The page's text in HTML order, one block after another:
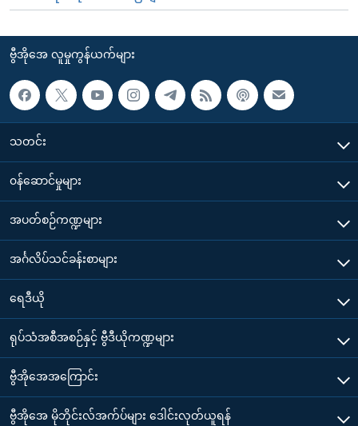
ဗွီအိုအေ လူမှုကွန်ယက်များ
သတင်း
၀န်ဆောင်မှုများ
အပတ်စဉ်ကဏ္ဍများ
အင်္ဂလိပ်သင်ခန်းစာများ
ရေဒီယို
ရုပ်သံအစီအစဉ်နှင့် ဗွီဒီယိုကဏ္ဍများ
ဗွီအိုအေအကြောင်း
ဗွီအိုအေ မိုဘိုင်းလ်အက်ပ်များ ဒေါင်းလုတ်ယူရန်